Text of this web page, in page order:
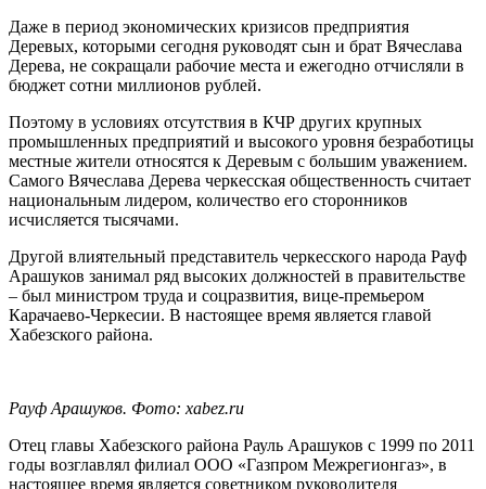
Даже в период экономических кризисов предприятия
Деревых, которыми сегодня руководят сын и брат Вячеслава
Дерева, не сокращали рабочие места и ежегодно отчисляли в
бюджет сотни миллионов рублей.
Поэтому в условиях отсутствия в КЧР других крупных
промышленных предприятий и высокого уровня безработицы
местные жители относятся к Деревым с большим уважением.
Самого Вячеслава Дерева черкесская общественность считает
национальным лидером, количество его сторонников
исчисляется тысячами.
Другой влиятельный представитель черкесского народа Рауф
Арашуков занимал ряд высоких должностей в правительстве
– был министром труда и соцразвития, вице-премьером
Карачаево-Черкесии. В настоящее время является главой
Хабезского района.
Рауф Арашуков. Фото: xabez.ru
Отец главы Хабезского района Рауль Арашуков с 1999 по 2011
годы возглавлял филиал ООО «Газпром Межрегионгаз», в
настоящее время является советником руководителя